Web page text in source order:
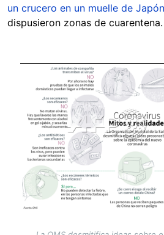
un crucero en un muelle de Japón
dispusieron zonas de cuarentena.